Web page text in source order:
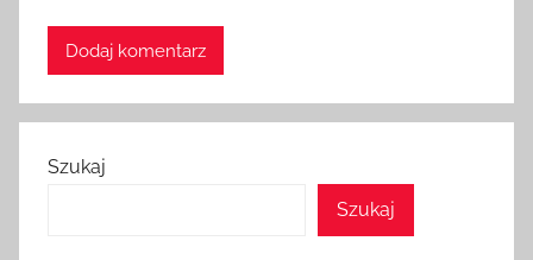
Szukaj
Szukaj